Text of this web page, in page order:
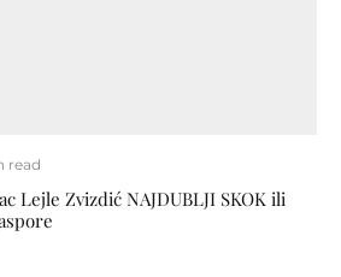
read
Lejle Zvizdić NAJDUBLJI SKOK ili